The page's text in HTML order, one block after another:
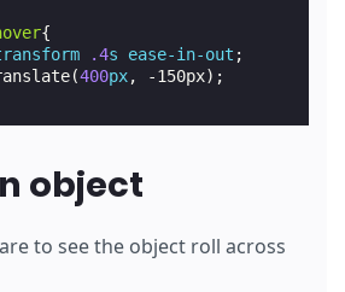
{
.4s ease-in-out ;
(400px, -150px);
object
to see the object roll across